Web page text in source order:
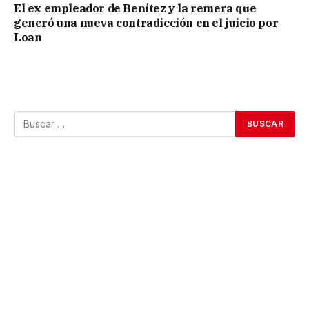
El ex empleador de Benítez y la remera que
generó una nueva contradicción en el juicio por
Loan